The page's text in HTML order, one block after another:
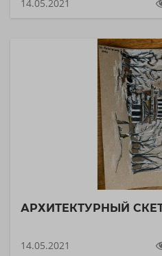
14.05.2021
АРХИТЕКТУРНЫЙ
14.05.2021